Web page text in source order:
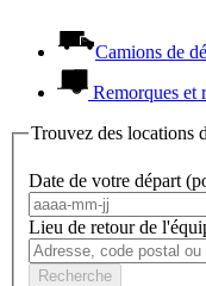
Camions de
Remorques et
Trouvez des locations
Date de votre départ
Lieu de retour de
Recherche